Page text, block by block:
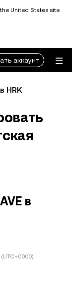
United States site
аккаунт
HRK
в